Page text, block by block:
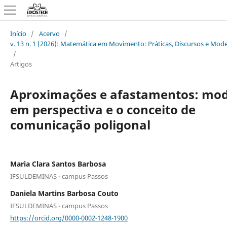
Início / Acervo /
v. 13 n. 1 (2026): Matemática em Movimento: Práticas, Discursos e
/
Artigos
Aproximações e afastamentos:
em perspectiva e o conceito de
comunicação poligonal
Maria Clara Santos Barbosa
IFSULDEMINAS - campus Passos
Daniela Martins Barbosa Couto
IFSULDEMINAS - campus Passos
https://orcid.org/0000-0002-1248-1900